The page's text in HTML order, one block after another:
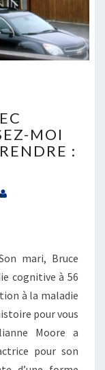
MOI
:
mari, Bruce
cognitive à 56
à la maladie
pour vous
Moore a
pour son